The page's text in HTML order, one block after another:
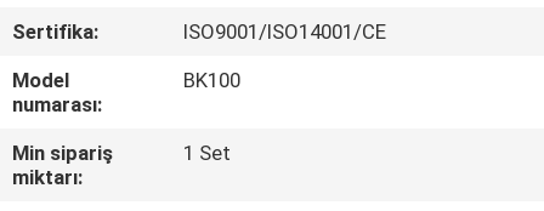
HAKKIMIZDA
TURU
Sertifika:
ISO9001/ISO14001/CE
Model
numarası:
BK100
Min sipariş
miktarı:
1 Set